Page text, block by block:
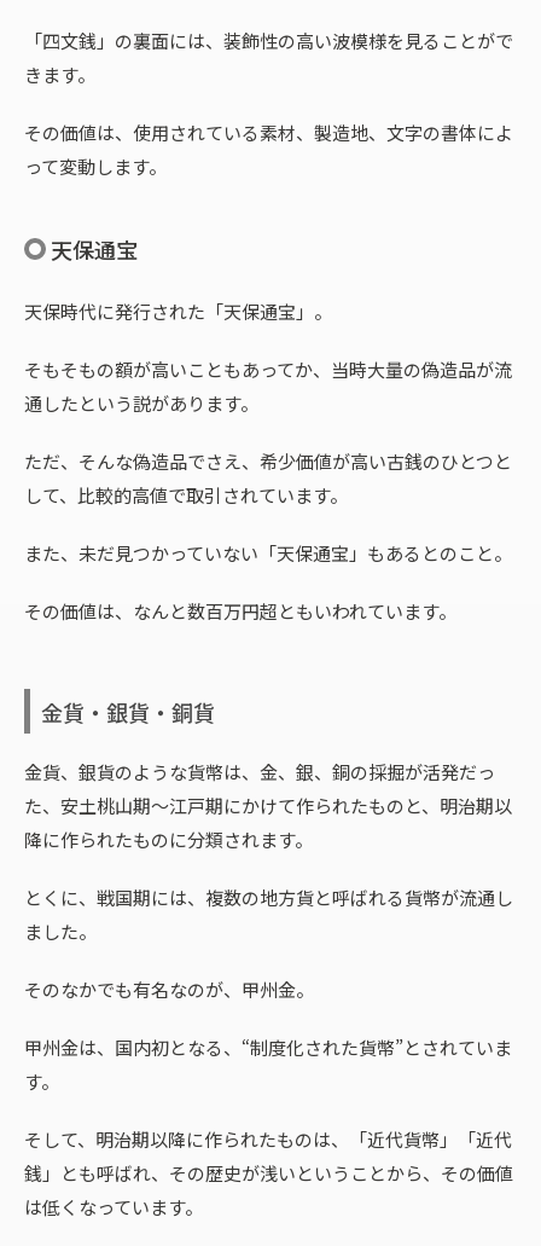
「四文銭」の裏面には、装飾性の高い波模様を見ることがで
きます。
その価値は、使用されている素材、製造地、文字の書体によ
って変動します。
天保通宝
天保時代に発行された「天保通宝」。
そもそもの額が高いこともあってか、当時大量の偽造品が流
通したという説があります。
ただ、そんな偽造品でさえ、希少価値が高い古銭のひとつと
して、比較的高値で取引されています。
また、未だ見つかっていない「天保通宝」もあるとのこと。
その価値は、なんと数百万円超ともいわれています。
金貨・銀貨・銅貨
金貨、銀貨のような貨幣は、金、銀、銅の採掘が活発だっ
た、安土桃山期～江戸期にかけて作られたものと、明治期以
降に作られたものに分類されます。
とくに、戦国期には、複数の地方貨と呼ばれる貨幣が流通し
ました。
そのなかでも有名なのが、甲州金。
甲州金は、国内初となる、“制度化された貨幣”とされていま
す。
そして、明治期以降に作られたものは、「近代貨幣」「近代
銭」とも呼ばれ、その歴史が浅いということから、その価値
は低くなっています。